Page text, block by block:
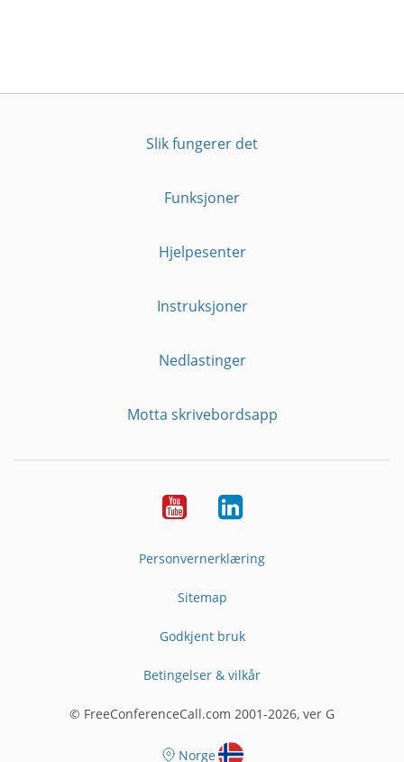
Slik fungerer det
Funksjoner
Hjelpesenter
Instruksjoner
Nedlastinger
Motta skrivebordsapp
YouTubeLinkedin
Personvernerklæring
Sitemap
Godkjent bruk
Betingelser & vilkår
© FreeConferenceCall.com 2001-2026, ver G
Norge